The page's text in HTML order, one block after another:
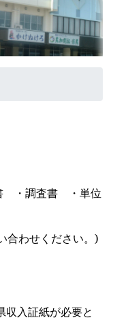
調査書 ・単位
わせください。 )
入証紙が必要と